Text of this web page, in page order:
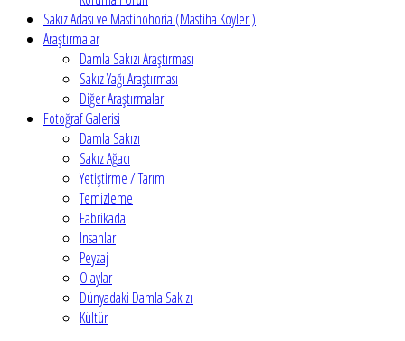
Sakız Adası ve Mastihohoria (Mastiha Köyleri)
Araştırmalar
Damla Sakızı Araştırması
Sakız Yağı Araştırması
Diğer Araştırmalar
Fotoğraf Galerisi
Damla Sakızı
Sakız Ağacı
Yetiştirme / Tarım
Temizleme
Fabrikada
Insanlar
Peyzaj
Olaylar
Dünyadaki Damla Sakızı
Kültür